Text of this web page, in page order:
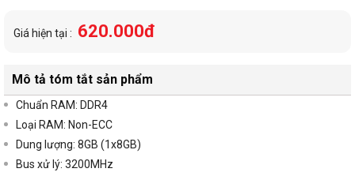
Giá hiện tại : 620.000đ
Mô tả tóm tắt sản phẩm
Chuẩn RAM: DDR4
Loại RAM: Non-ECC
Dung lượng: 8GB (1x8GB)
Bus xử lý: 3200MHz